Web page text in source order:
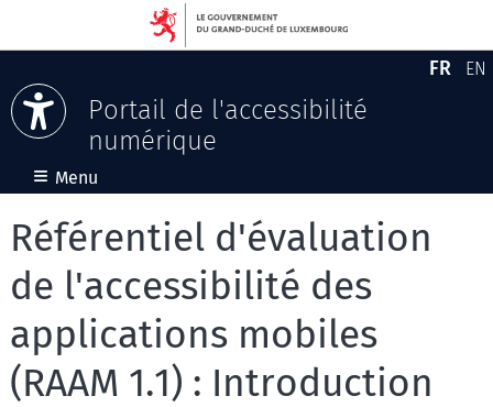
Portail de l'accessibilité
numérique
FR EN
≡ Menu
Référentiel d'évaluation
de l'accessibilité des
applications mobiles
(RAAM 1.1) : Introduction